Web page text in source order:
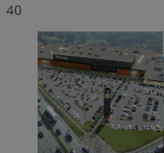
40